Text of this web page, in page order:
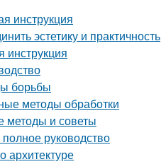
инструкция
эстетику и практичность
инструкция
борьбы
методы обработки
методы и советы
руководство
архитектуре